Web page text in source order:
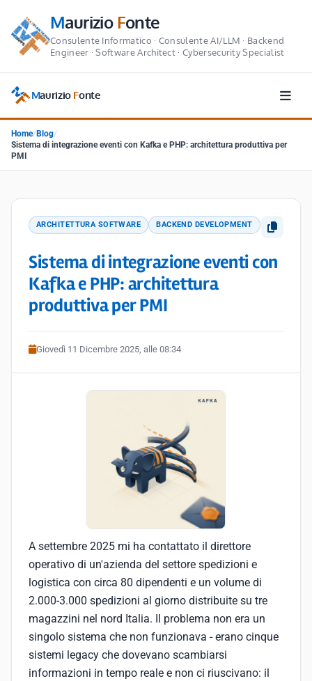
MaurizioFonte
Consulente Informatico · Consulente AI/LLM · Backend
Engineer · Software Architect · Cybersecurity Specialist
Maurizio Fonte
Home/ Blog/
Sistema di integrazione eventi con Kafka e PHP: architettura produttiva per
PMI
ARCHITETTURA SOFTWARE BACKEND DEVELOPMENT
Sistema di integrazione eventi con
Kafka e PHP: architettura
produttiva per PMI
Giovedì 11 Dicembre 2025, alle 08:34
A settembre 2025 mi ha contattato il direttore
operativo di un'azienda del settore spedizioni e
logistica con circa 80 dipendenti e un volume di
2.000-3.000 spedizioni al giorno distribuite su tre
magazzini nel nord Italia. Il problema non era un
singolo sistema che non funzionava - erano cinque
sistemi legacy che dovevano scambiarsi
informazioni in tempo reale e non ci riuscivano: il